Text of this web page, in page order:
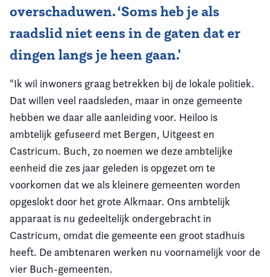
overschaduwen. ‘Soms heb je als
raadslid niet eens in de gaten dat er
dingen langs je heen gaan.'
"Ik wil inwoners graag betrekken bij de lokale politiek.
Dat willen veel raadsleden, maar in onze gemeente
hebben we daar alle aanleiding voor. Heiloo is
ambtelijk gefuseerd met Bergen, Uitgeest en
Castricum. Buch, zo noemen we deze ambtelijke
eenheid die zes jaar geleden is opgezet om te
voorkomen dat we als kleinere gemeenten worden
opgeslokt door het grote Alkmaar. Ons ambtelijk
apparaat is nu gedeeltelijk ondergebracht in
Castricum, omdat die gemeente een groot stadhuis
heeft. De ambtenaren werken nu voornamelijk voor de
vier Buch-gemeenten.